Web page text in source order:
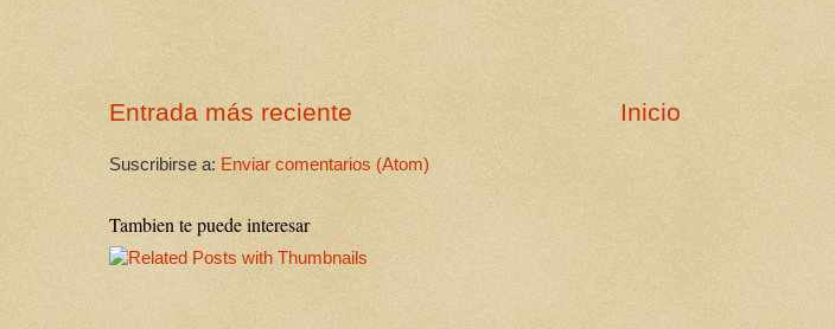
Entrada más reciente Inicio
Suscribirse a: Enviar comentarios (Atom)
Tambien te puede interesar